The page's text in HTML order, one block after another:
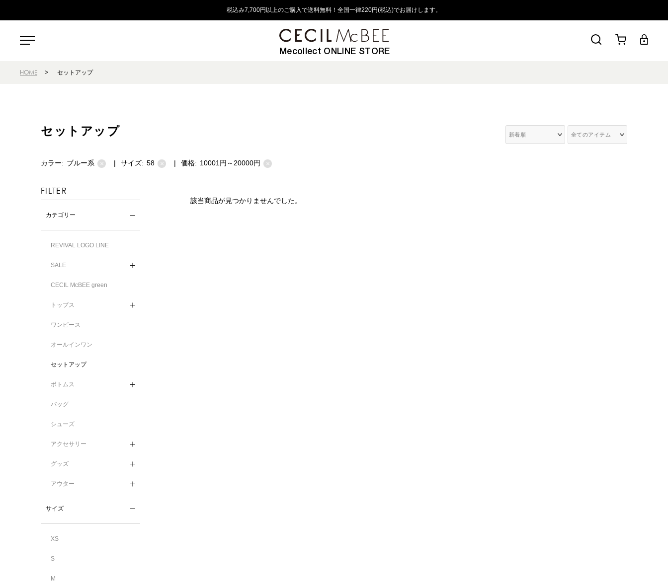
税込み7,700円以上のご購入で送料無料！全国一律220円(税込)でお届けします。
Mecollect ONLINE STORE
HOME > セットアップ
セットアップ
カラー: ブルー系 × | サイズ: 58 × | 価格: 10001円～20000円 ×
FILTER
カテゴリー
REVIVAL LOGO LINE
SALE
CECIL McBEE green
トップス
ワンピース
オールインワン
セットアップ
ボトムス
バッグ
シューズ
アクセサリー
グッズ
アウター
サイズ
XS
S
M
該当商品が見つかりませんでした。